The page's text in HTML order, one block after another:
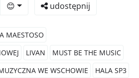
😊 udostępnij
MAESTOSO
LIVAN
MUST BE THE MUSIC
WE WSCHOWIE
HALA SP3